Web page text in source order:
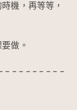
機，再等等，
做。
– – – – – – – – –